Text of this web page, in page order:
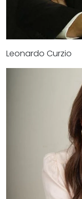
Leonardo Curzio